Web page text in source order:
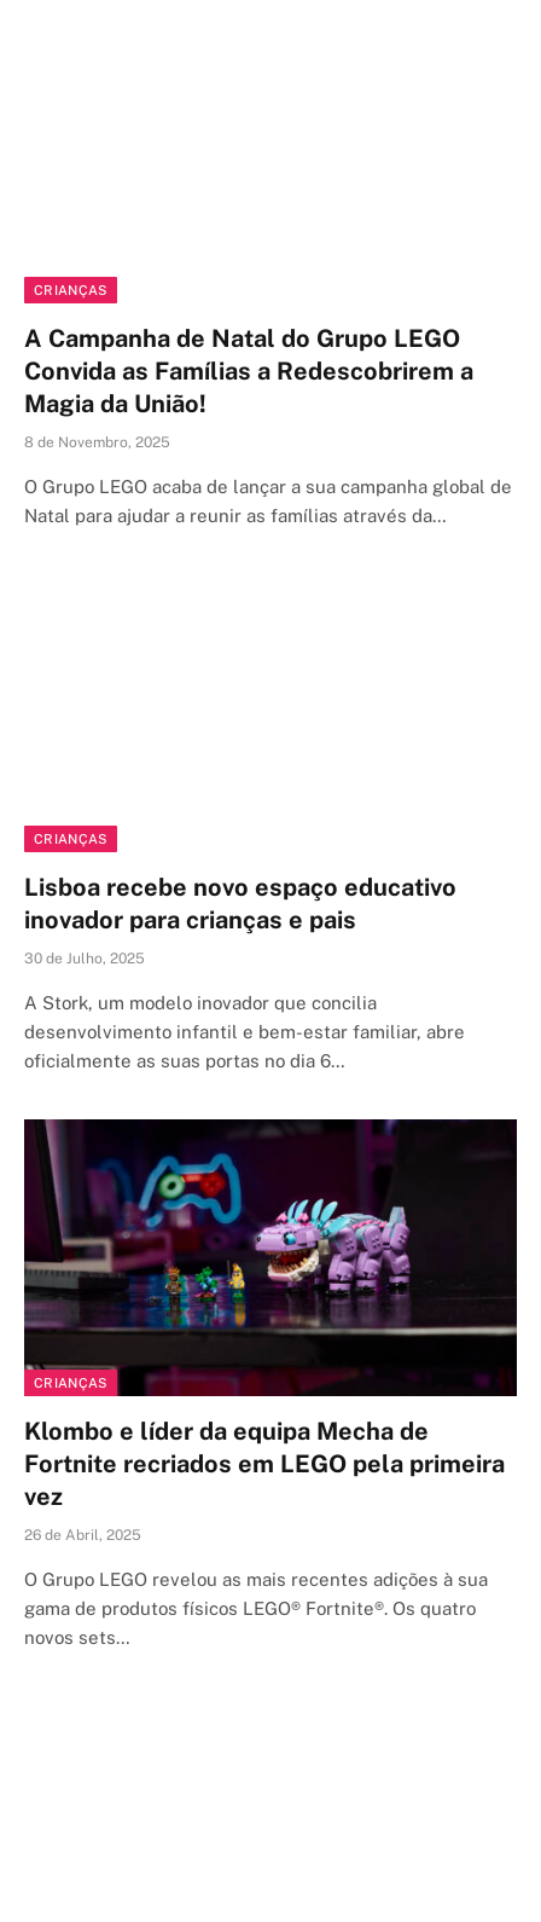
CRIANÇAS
A Campanha de Natal do Grupo LEGO
Convida as Famílias a Redescobrirem a
Magia da União!
8 de Novembro, 2025
O Grupo LEGO acaba de lançar a sua campanha global de
Natal para ajudar a reunir as famílias através da…
CRIANÇAS
Lisboa recebe novo espaço educativo
inovador para crianças e pais
30 de Julho, 2025
A Stork, um modelo inovador que concilia
desenvolvimento infantil e bem-estar familiar, abre
oficialmente as suas portas no dia 6…
CRIANÇAS
Klombo e líder da equipa Mecha de
Fortnite recriados em LEGO pela primeira
vez
26 de Abril, 2025
O Grupo LEGO revelou as mais recentes adições à sua
gama de produtos físicos LEGO® Fortnite®. Os quatro
novos sets…